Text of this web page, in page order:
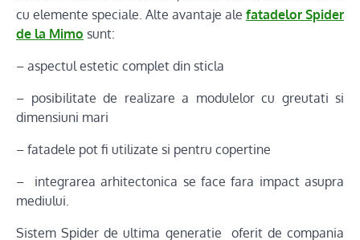
cu elemente speciale. Alte avantaje ale fatadelor Spider
de la Mimo sunt:
– aspectul estetic complet din sticla
– posibilitate de realizare a modulelor cu greutati si
dimensiuni mari
– fatadele pot fi utilizate si pentru copertine
– integrarea arhitectonica se face fara impact asupra
mediului.
Sistem Spider de ultima generatie oferit de compania